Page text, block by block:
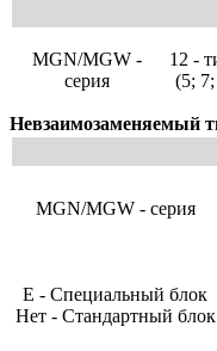
MGN/MGW -
серия
12 -
(5;
Невзаимозаменяемый
MGN/MGW - серия
E - Специальный блок
Нет - Стандартный блок